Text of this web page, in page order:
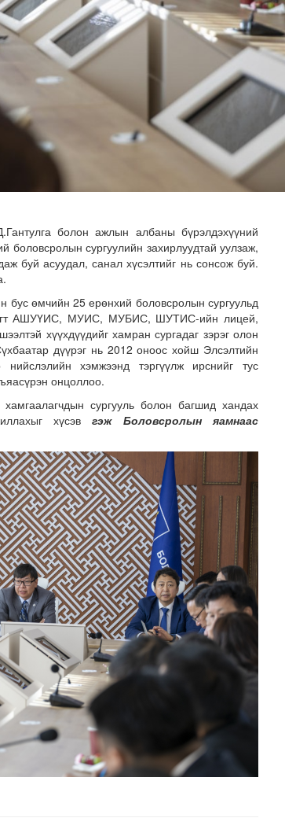
төгссөн бол өнөөдөр шатахуун авна
хийгдэх засвар үйлчилгээний хуваарь
болон ажлын албаны бүрэлдэхүүний
боловсролын сургуулийн захирлуудтай уулзаж,
буй асуудал, санал хүсэлтийг нь сонсож буй.
бус өмчийн 25 ерөнхий боловсролын сургуульд
АШУҮИС, МУИС, МУБИС, ШУТИС-ийн лицей,
хүүхдүүдийг хамран сургадаг зэрэг олон
дүүрэг нь 2012 оноос хойш Элсэлтийн
нийслэлийн хэмжээнд тэргүүлж ирснийг тус
онцоллоо.
сургууль болон багшид хандах
хүсэвгэж Боловсролын яамнаас